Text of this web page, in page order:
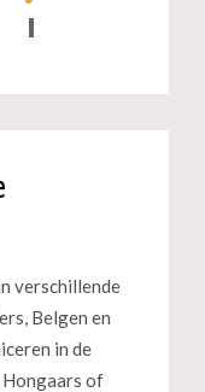
verschillende
Belgen en
in de
Hongaars of